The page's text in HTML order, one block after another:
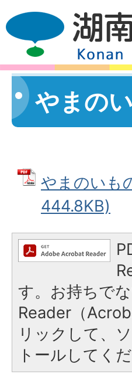
やまの
やまのいも
444.8KB)
す。お持ちで
Reader（
リックして、
トールしてくだ